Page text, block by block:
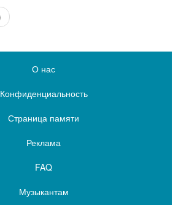
О нас
Конфиденциальность
Страница памяти
Реклама
FAQ
Музыкантам